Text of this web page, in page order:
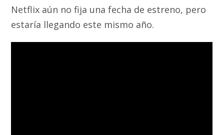
Netflix aún no fija una fecha de estreno, pero
estaría llegando este mismo año.